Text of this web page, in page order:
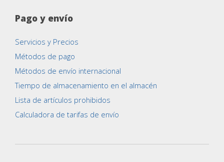
Pago y envío
Servicios y Precios
Métodos de pago
Métodos de envío internacional
Tiempo de almacenamiento en el almacén
Lista de artículos prohibidos
Calculadora de tarifas de envío